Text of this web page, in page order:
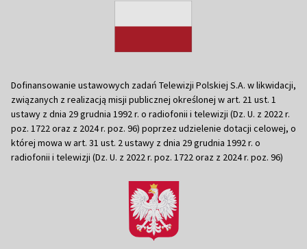
Dofinansowanie ustawowych zadań Telewizji Polskiej S.A. w likwidacji,
związanych z realizacją misji publicznej określonej w art. 21 ust. 1
ustawy z dnia 29 grudnia 1992 r. o radiofonii i telewizji (Dz. U. z 2022 r.
poz. 1722 oraz z 2024 r. poz. 96) poprzez udzielenie dotacji celowej, o
której mowa w art. 31 ust. 2 ustawy z dnia 29 grudnia 1992 r. o
radiofonii i telewizji (Dz. U. z 2022 r. poz. 1722 oraz z 2024 r. poz. 96)